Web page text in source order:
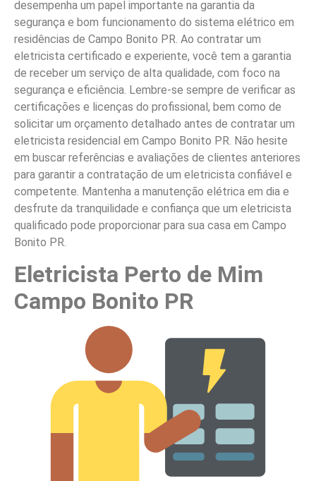
desempenha um papel importante na garantia da
segurança e bom funcionamento do sistema elétrico em
residências de Campo Bonito PR. Ao contratar um
eletricista certificado e experiente, você tem a garantia
de receber um serviço de alta qualidade, com foco na
segurança e eficiência. Lembre-se sempre de verificar as
certificações e licenças do profissional, bem como de
solicitar um orçamento detalhado antes de contratar um
eletricista residencial em Campo Bonito PR. Não hesite
em buscar referências e avaliações de clientes anteriores
para garantir a contratação de um eletricista confiável e
competente. Mantenha a manutenção elétrica em dia e
desfrute da tranquilidade e confiança que um eletricista
qualificado pode proporcionar para sua casa em Campo
Bonito PR.
Eletricista Perto de Mim
Campo Bonito PR